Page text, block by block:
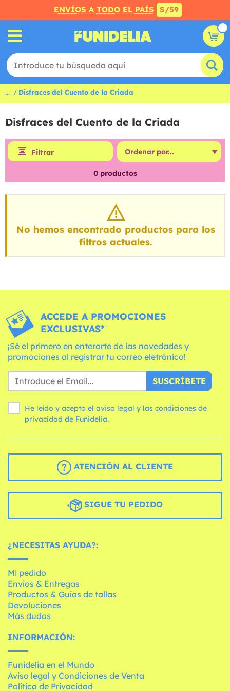
ENVÍOS A TODO EL PAÍS S/59
... Disfraces del Cuento de la Criada
Disfraces del Cuento de la Criada
Filtrar
0productos
No hemos encontrado productos para los
filtros actuales.
ACCEDE A PROMOCIONES
EXCLUSIVAS*
¡Sé el primero en enterarte de las novedades y
promociones al registrar tu correo eletrónico!
SUSCRÍBETE
He leído y acepto el aviso legal y las condiciones
privacidad de Funidelia.
ATENCIÓN AL CLIENTE
SIGUE TU PEDIDO
¿NECESITAS AYUDA?:
Mi pedido
Envíos & Entregas
Productos & Guías de tallas
Devoluciones
Más dudas
INFORMACIÓN:
Funidelia en el Mundo
Aviso legal y Condiciones de Venta
Política de Privacidad